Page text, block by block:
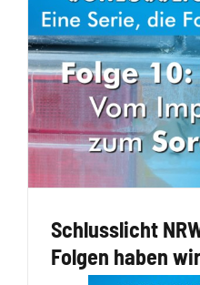
Schlusslicht
Folgen haben